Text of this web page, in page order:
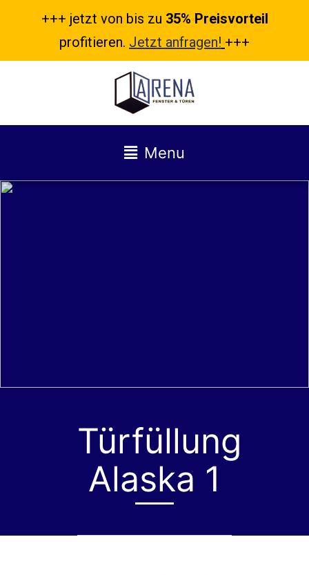
+++ jetzt von bis zu 35% Preisvorteil
profitieren. Jetzt anfragen! +++
Menu
Türfüllung
Alaska 1